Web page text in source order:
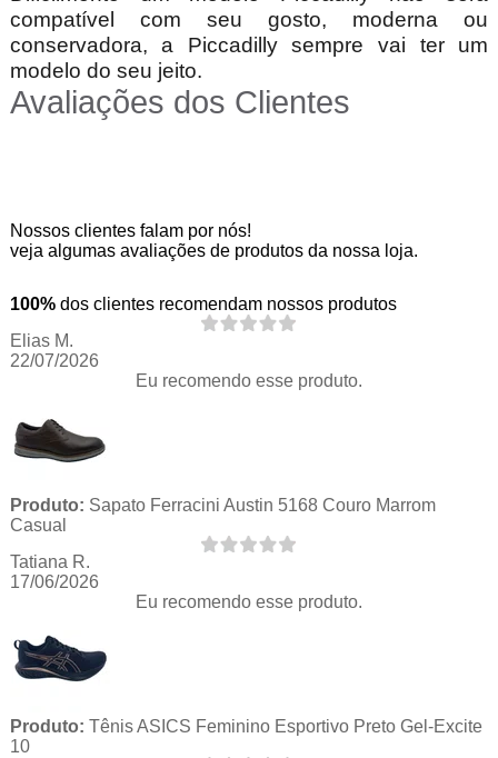
compatível com seu gosto, moderna ou
conservadora, a Piccadilly sempre vai ter um
modelo do seu jeito.
Avaliações dos Clientes
Nossos clientes falam por nós!
veja algumas avaliações de produtos da nossa loja.
100% dos clientes recomendam nossos produtos
Elias M.
22/07/2026
Eu recomendo esse produto.
Produto: Sapato Ferracini Austin 5168 Couro Marrom
Casual
Tatiana R.
17/06/2026
Eu recomendo esse produto.
Produto: Tênis ASICS Feminino Esportivo Preto Gel-Excite
10